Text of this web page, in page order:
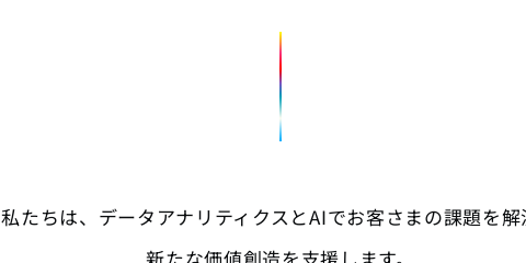
私たちは、データアナリティクスとAIでお客さまの課題を解